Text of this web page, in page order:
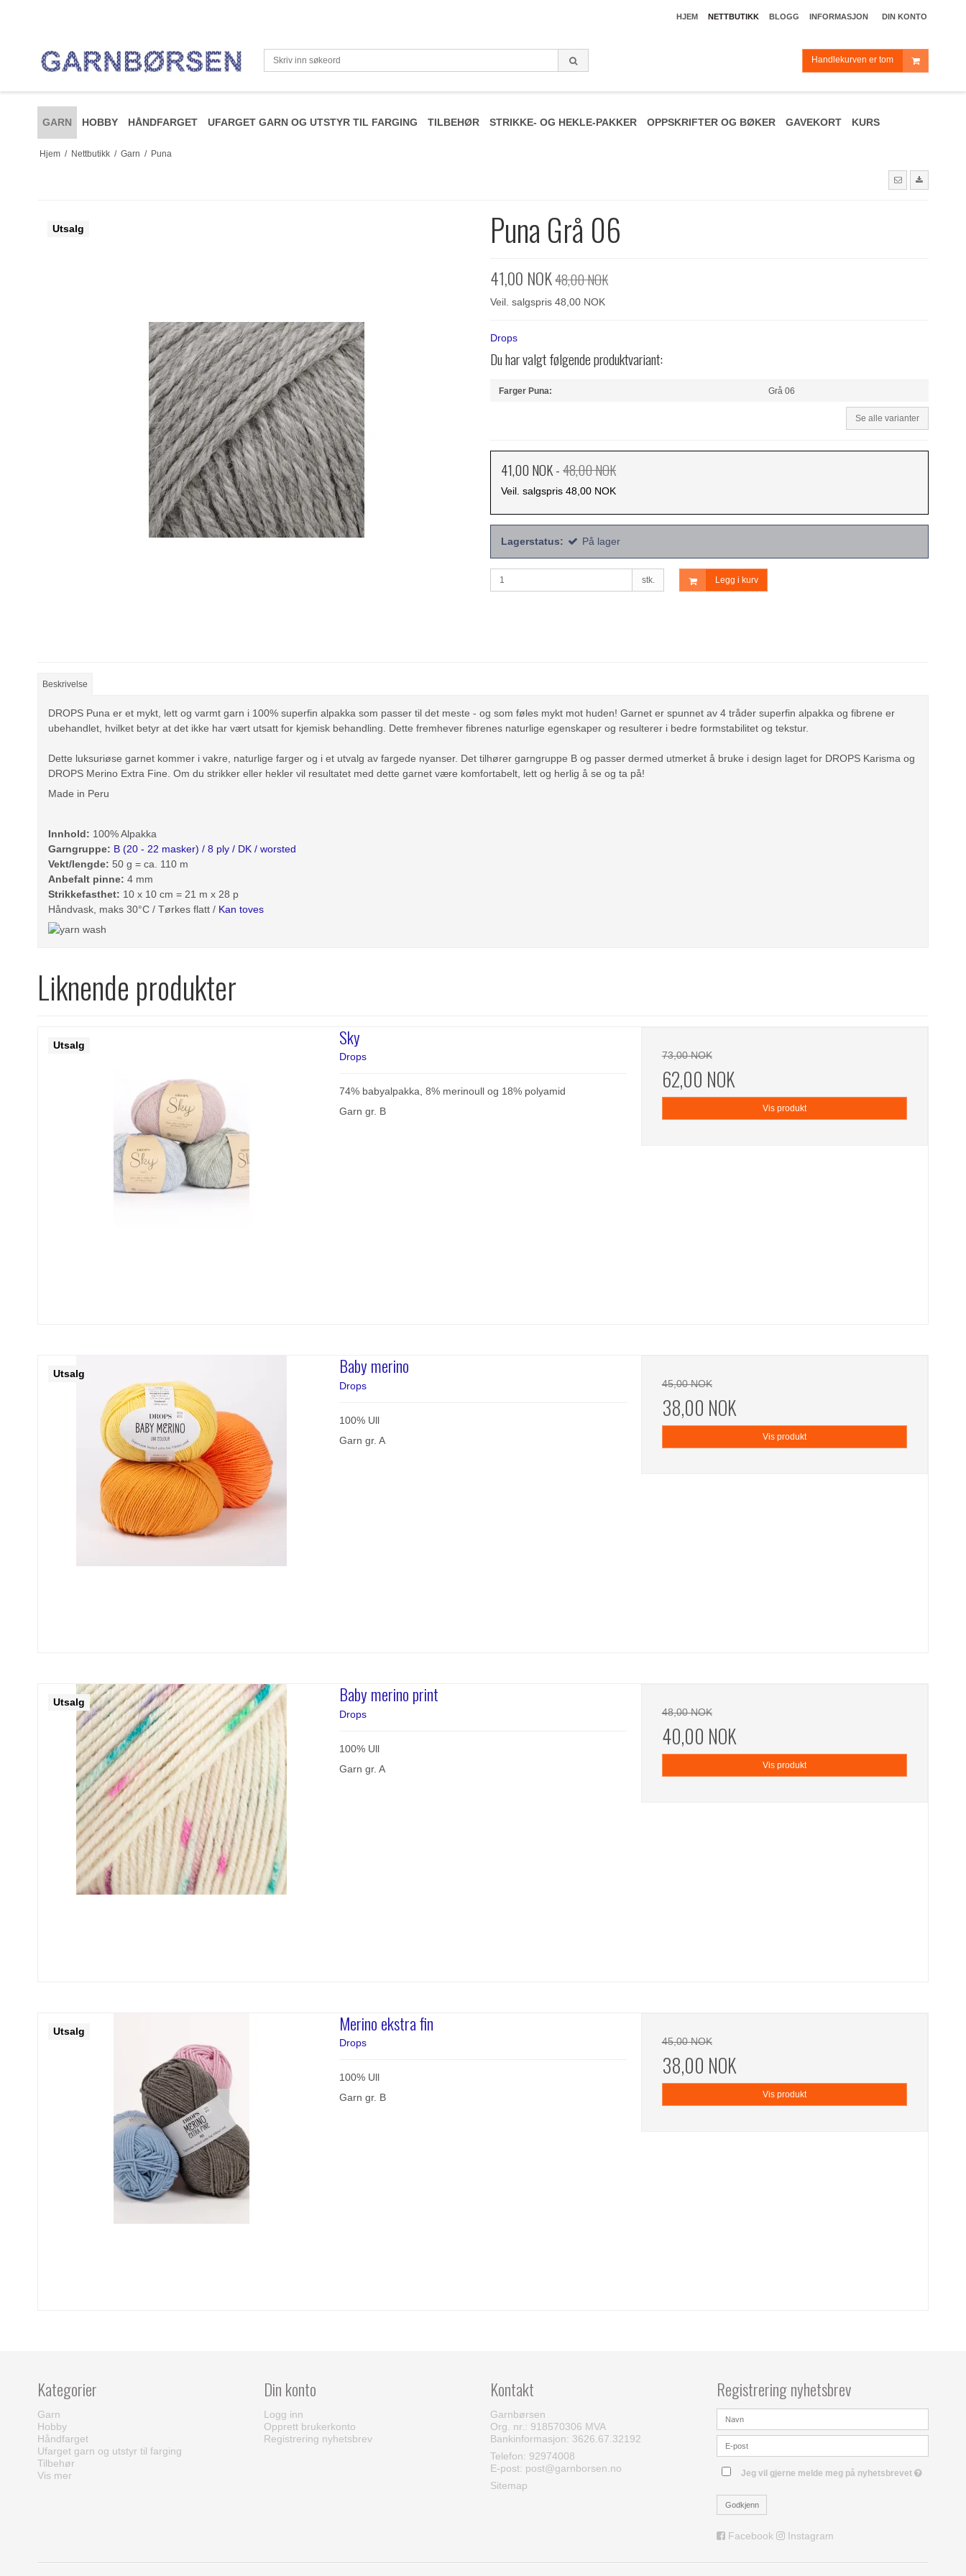
HJEM NETTBUTIKK BLOGG INFORMASJON DIN KONTO
Handlekurven er tom
GARN HOBBY HÅNDFARGET UFARGET GARN OG UTSTYR TIL FARGING TILBEHØR STRIKKE- OG HEKLE-PAKKER OPPSKRIFTER OG BØKER GAVEKORT KURS
Hjem / Nettbutikk / Garn / Puna
Utsalg Puna Grå 06
41,00 NOK48,00 NOK
Veil. salgspris 48,00 NOK
Drops
Du har valgt følgende produktvariant:
Farger Puna: Grå 06
Se alle varianter
41,00 NOK-48,00 NOK
Veil. salgspris 48,00 NOK
Lagerstatus: På lager
stk. Legg i kurv
Beskrivelse
DROPS Puna er et mykt, lett og varmt garn i 100% superfin alpakka som passer til det meste - og som føles mykt mot huden! Garnet er spunnet av 4 tråder superfin alpakka og fibrene er
ubehandlet, hvilket betyr at det ikke har vært utsatt for kjemisk behandling. Dette fremhever fibrenes naturlige egenskaper og resulterer i bedre formstabilitet og tekstur.
Dette luksuriøse garnet kommer i vakre, naturlige farger og i et utvalg av fargede nyanser. Det tilhører garngruppe B og passer dermed utmerket å bruke i design laget for DROPS Karisma og
DROPS Merino Extra Fine. Om du strikker eller hekler vil resultatet med dette garnet være komfortabelt, lett og herlig å se og ta på!
Made in Peru
Innhold: 100% Alpakka
Garngruppe: B (20 - 22 masker) / 8 ply / DK / worsted
Vekt/lengde: 50 g = ca. 110 m
Anbefalt pinne: 4 mm
Strikkefasthet: 10 x 10 cm = 21 m x 28 p
Håndvask, maks 30°C / Tørkes flatt / Kan toves
Liknende produkter
Utsalg Sky
Drops
74% babyalpakka, 8% merinoull og 18% polyamid
Garn gr. B
73,00 NOK
62,00 NOK
Vis produkt
Utsalg Baby merino
Drops
100% Ull
Garn gr. A
45,00 NOK
38,00 NOK
Vis produkt
Utsalg Baby merino print
Drops
100% Ull
Garn gr. A
48,00 NOK
40,00 NOK
Vis produkt
Utsalg Merino ekstra fin
Drops
100% Ull
Garn gr. B
45,00 NOK
38,00 NOK
Vis produkt
Kategorier
Garn
Hobby
Håndfarget
Ufarget garn og utstyr til farging
Tilbehør
Vis mer
Din konto
Logg inn
Opprett brukerkonto
Registrering nyhetsbrev
Kontakt
Garnbørsen
Org. nr.: 918570306 MVA
Bankinformasjon: 3626.67.32192
Telefon: 92974008
E-post: post@garnborsen.no
Sitemap
Registrering nyhetsbrev
Jeg vil gjerne melde meg på nyhetsbrevet
Godkjenn
Facebook Instagram